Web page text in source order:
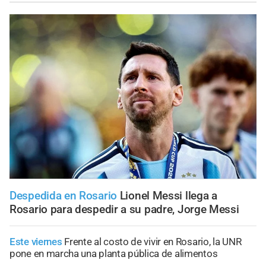
Despedida en Rosario Lionel Messi llega a
Rosario para despedir a su padre, Jorge Messi
Este viernes Frente al costo de vivir en Rosario, la UNR
pone en marcha una planta pública de alimentos